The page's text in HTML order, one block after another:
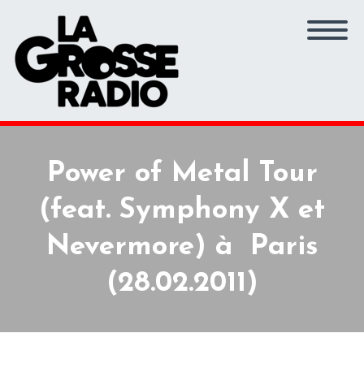
Power of Metal Tour
(feat. Symphony X et
Nevermore) à Paris
(28.02.2011)